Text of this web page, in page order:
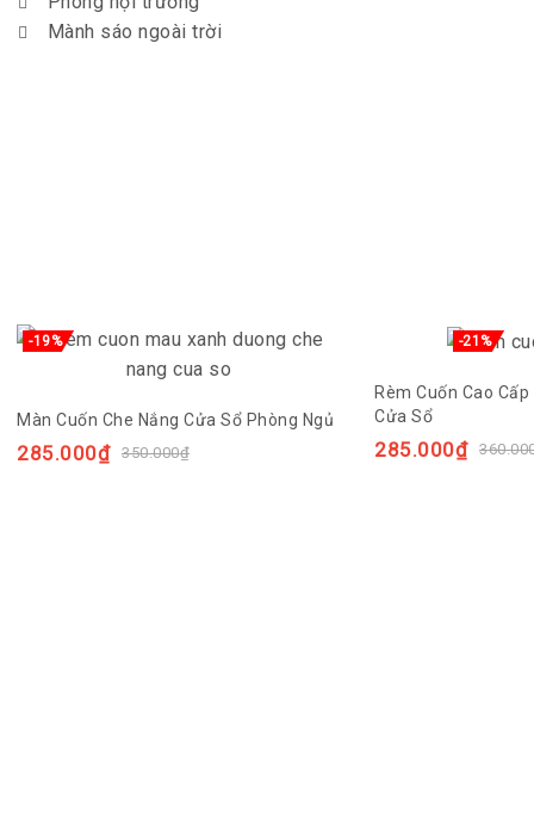
Mành sáo ngoài trời
-19%
Màn Cuốn Che Nắng Cửa Sổ Phòng Ngủ
350.000₫
285.000₫
-21%
Rèm Cuốn Cao
Cửa Sổ
285.000₫